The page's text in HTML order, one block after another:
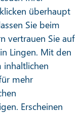
überhaupt
Sie beim
vertrauen Sie auf
Lingen. Mit den
inhaltlichen
mehr
Erscheinen